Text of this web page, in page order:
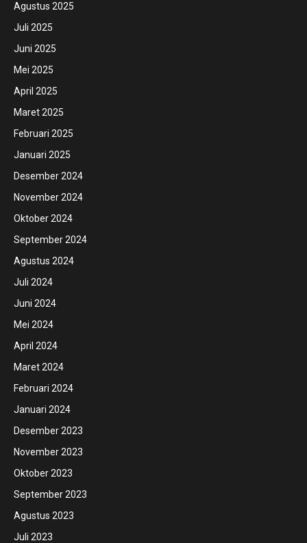
Agustus 2025
Juli 2025
Juni 2025
Mei 2025
April 2025
Maret 2025
Februari 2025
Januari 2025
Desember 2024
November 2024
Oktober 2024
September 2024
Agustus 2024
Juli 2024
Juni 2024
Mei 2024
April 2024
Maret 2024
Februari 2024
Januari 2024
Desember 2023
November 2023
Oktober 2023
September 2023
Agustus 2023
Juli 2023